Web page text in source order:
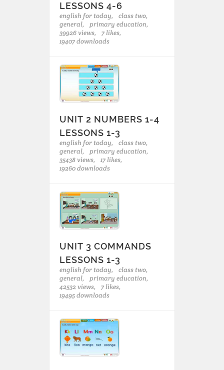
LESSONS 4-6
english for today,
class two,
general,
primary education,
39926 views,
7 likes,
19407 downloads
UNIT 2 NUMBERS 1-4
LESSONS 1-3
english for today,
class two,
general,
primary education,
35438 views,
17 likes,
19260 downloads
UNIT 3 COMMANDS
LESSONS 1-3
english for today,
class two,
general,
primary education,
42532 views,
7 likes,
19495 downloads